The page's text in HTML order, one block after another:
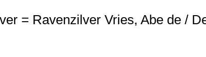
= Ravenzilver Vries, Abe de /